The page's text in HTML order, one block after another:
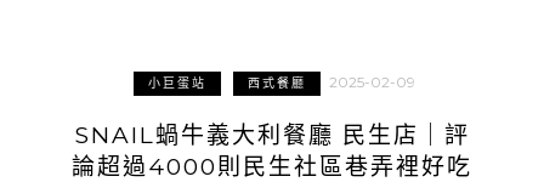
小巨蛋站 西式餐廳 2025-02-09
SNAIL蝸牛義大利餐廳 民生店｜評
論超過4000則民生社區巷弄裡好吃